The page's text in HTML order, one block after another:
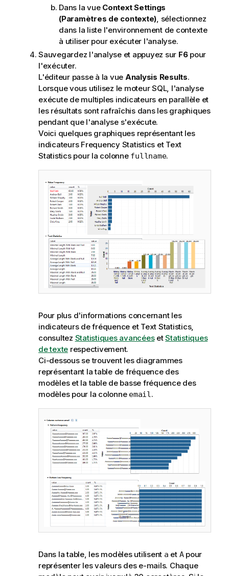
Dans la vue Context Settings
(Paramètres de contexte), sélectionnez
dans la liste l'environnement de contexte
à utiliser pour exécuter l'analyse.
Sauvegardez l'analyse et appuyez sur F6pour
l'exécuter.
L'éditeur passe à la vue Analysis Results.
Lorsque vous utilisez le moteur SQL, l'analyse
exécute de multiples indicateurs en parallèle et
les résultats sont rafraîchis dans les graphiques
pendant que l'analyse s'exécute.
Voici quelques graphiques représentant les
indicateurs Frequency Statistics et Text
Statistics pour la colonne fullname.
Pour plus d'informations concernant les
indicateurs de fréquence et Text Statistics,
consultez Statistiques avancéesetStatistiques
de texte respectivement.
Ci-dessous se trouvent les diagrammes
représentant la table de fréquence des
modèles et la table de basse fréquence des
modèles pour la colonne email.
Dans la table, les modèles utilisent a et Apour
représenter les valeurs des e-mails. Chaque